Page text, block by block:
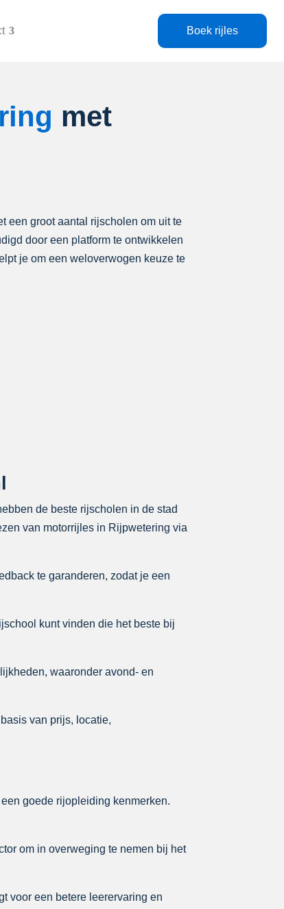
Boek rijles
met
een groot aantal rijscholen om uit te
door een platform te ontwikkelen
je om een weloverwogen keuze te
de beste rijscholen in de stad
van motorrijles in Rijpwetering via
te garanderen, zodat je een
kunt vinden die het beste bij
waaronder avond- en
van prijs, locatie,
goede rijopleiding kenmerken.
om in overweging te nemen bij het
voor een betere leerervaring en